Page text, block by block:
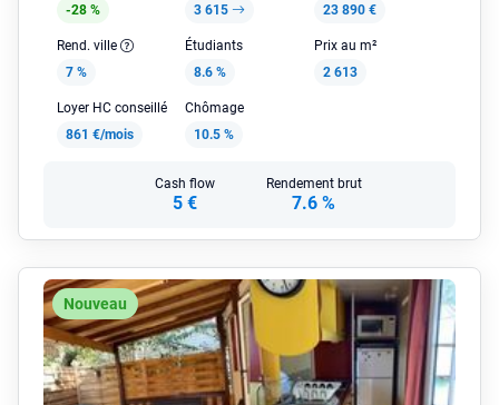
-28 %
3 615
23 890 €
Rend. ville
7 %
Étudiants
8.6 %
Prix au m²
2 613
Loyer HC conseillé
861 €/mois
Chômage
10.5 %
Cash flow
5 €
Rendement brut
7.6 %
Nouveau